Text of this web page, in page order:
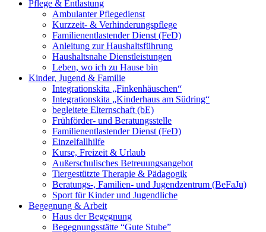
Pflege & Entlastung
Ambulanter Pflegedienst
Kurzzeit- & Verhinderungspflege
Familienentlastender Dienst (FeD)
Anleitung zur Haushaltsführung
Haushaltsnahe Dienstleistungen
Leben, wo ich zu Hause bin
Kinder, Jugend & Familie
Integrationskita „Finkenhäuschen“
Integrationskita „Kinderhaus am Südring“
begleitete Elternschaft (bE)
Frühförder- und Beratungsstelle
Familienentlastender Dienst (FeD)
Einzelfallhilfe
Kurse, Freizeit & Urlaub
Außerschulisches Betreuungsangebot
Tiergestützte Therapie & Pädagogik
Beratungs-, Familien- und Jugendzentrum (BeFaJu)
Sport für Kinder und Jugendliche
Begegnung & Arbeit
Haus der Begegnung
Begegnungsstätte “Gute Stube”